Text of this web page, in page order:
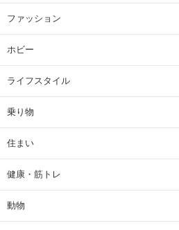
ファッション
ホビー
ライフスタイル
乗り物
住まい
健康・筋トレ
動物